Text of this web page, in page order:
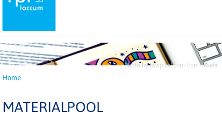
Photo by rawpixel.com from Pexels
Home
MATERIALPOOL